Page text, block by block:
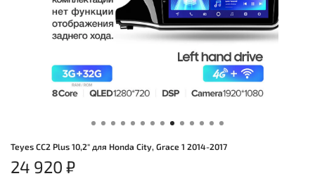
Teyes CC2 Plus 10,2" для Honda City, Grace 1 2014-2017
24 920 ₽